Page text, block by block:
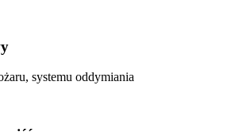
systemu oddymiania